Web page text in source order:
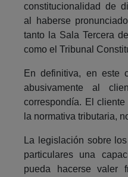
constitucionalidad de
al haberse
tanto la Sala Tercera
como el Tribunal
En definitiva, en este
abusivamente al
correspondía. El
la normativa tributaria,
La legislación sobre
particulares una
pueda hacerse valer